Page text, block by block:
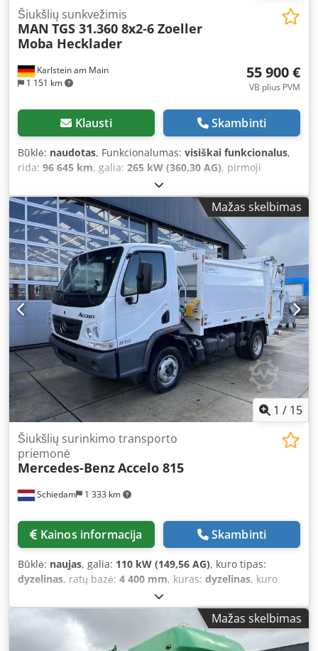
Karlstein am Main
1 151 km
Šiukšlių sunkvežimis
MAN TGS 31.360 8x2-6 Zoeller
Moba Hecklader
55 900 €
VB plius PVM
Klausti Skambinti
Būklė: naudotas, Funkcionalumas: visiškai funkcionalus,
rida: 96 645 km, galia: 265 kW (360,30 AG), pirmoji
, kuro tipas:
18 580 kg, didžiausias leistinas svoris:13 420 kg, bendras
svoris:32 000 kg, padangos dydis:
385/55 R 22,5 u. 315/70
R 22,5, ašių konfigūracija:8x2, ratų bazė: 3 750 mm
apžiūra (TÜV):11/2026, kuras:dyzelinas, stabdžiai:variklio
stabdymas, spalva:balta, vairuotojo kabina:dieninė
kabina, pavaros tipas:automatinis, emisijos klasė:Euro 6
pakaba:plienas-oras, Įranga:ABS, autonominis
šildytuvas, diferencialo užraktas, kruizo kontrolė, oro
kondicionavimas, priešrūkiniai žibintai, suodžių filtras,
trauki kontrolė,
Mažas skelbimas
1 / 15
Schiedam 1 333 km
Šiukšlių surinkimo transporto
priemonė
Mercedes-BenzAccelo 815
Kainos informacija Skambinti
Būklė: naujas, galia: 110 kW (149,56 AG), kuro tipas:
dyzelinas, ratų bazė: 4 400 mm, kuras: dyzelinas, kuro
balta, pavaros tipas:
emisijos klasė:Euro 5, krovinio erdvės tūris:8 m³,
Gamybos metai:
ABS, AdBlue, elektrinis
langų reguliavimas, elektroninė stabilumo programa
Mažas skelbimas